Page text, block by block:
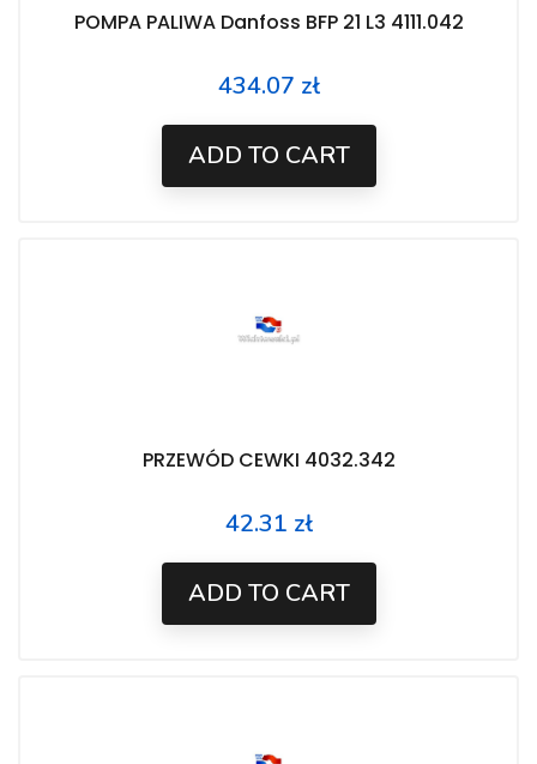
POMPA PALIWA Danfoss BFP 21 L3 4111.042
Price
434.07 zł
ADD TO CART
PRZEWÓD CEWKI 4032.342
Price
42.31 zł
ADD TO CART